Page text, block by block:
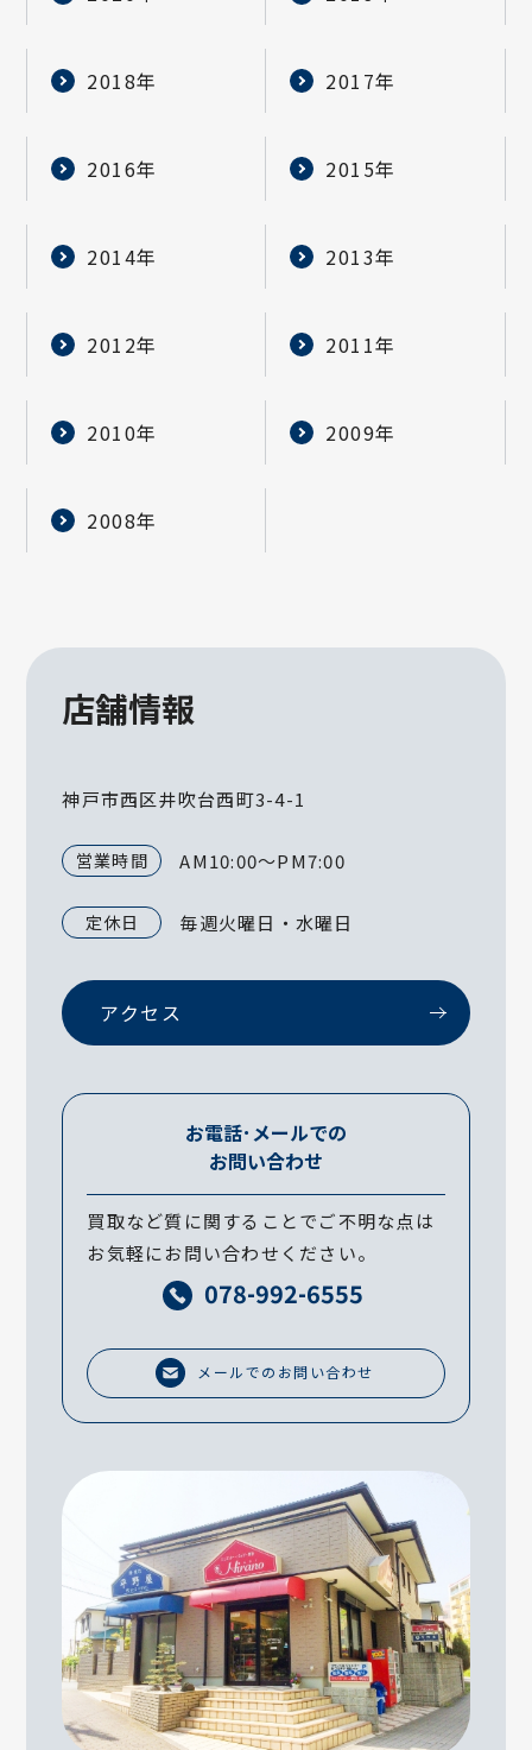
2018年 2017年
2016年 2015年
2014年 2013年
2012年 2011年
2010年 2009年
2008年
店舗情報
神戸市西区井吹台西町3-4-1
営業時間 AM10:00～PM7:00
定休日 毎週火曜日・水曜日
アクセス
お電話･メールでの
お問い合わせ
買取など質に関することでご不明な点は
お気軽にお問い合わせください。
078-992-6555
メールでのお問い合わせ